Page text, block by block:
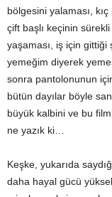
bölgesini yalaması,
çift başlı keçinin
yaşaması, iş için
yemeğim diyerek
sonra pantolonunun
bütün dayılar böyle
büyük kalbini ve bu
ne yazık ki…
Keşke, yukarıda
daha hayal gücü